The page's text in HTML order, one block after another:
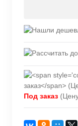
Под заказ